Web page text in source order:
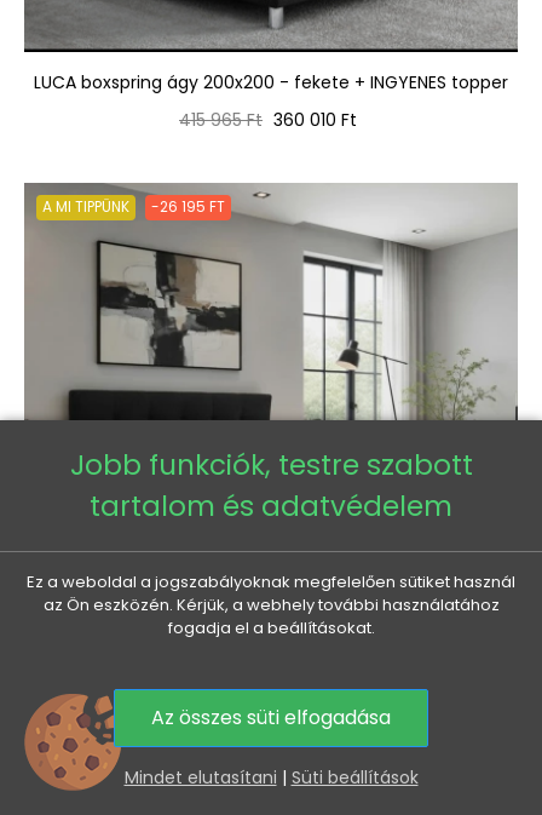
LUCA boxspring ágy 200x200 - fekete + INGYENES topper
Normál
415 965 Ft Ár
360 010 Ft
A MI TIPPÜNK -26 195 FT
Franciaágy 180x200 tárolóhellyel STIG 2 - antracit
Normál
ár
284 635 Ft Ár
258 440 Ft
0
Jobb funkciók, testre szabott
tartalom és adatvédelem
Ez a weboldal a jogszabályoknak megfelelően sütiket használ
az Ön eszközén. Kérjük, a webhely további használatához
fogadja el a beállításokat.
Az összes süti elfogadása
Mindet elutasítani | Süti beállítások